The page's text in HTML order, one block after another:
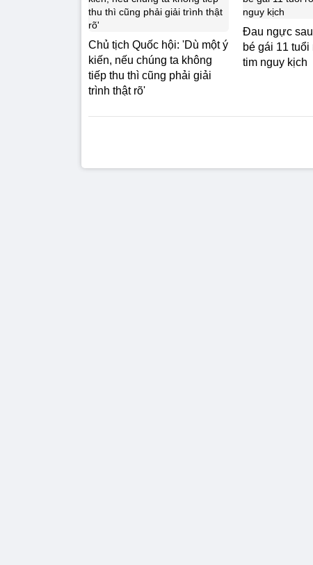
Chủ tịch Quốc hội: 'Dù một ý
kiến, nếu chúng ta không
tiếp thu thì cũng phải giải
trình thật rõ'
Đau ngực
bé gái 11
tim nguy kịch